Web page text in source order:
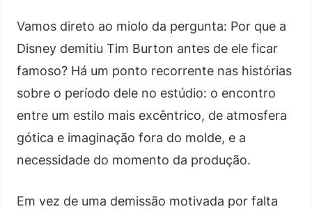
Vamos direto ao miolo da pergunta: Por que a
Disney demitiu Tim Burton antes de ele ficar
famoso? Há um ponto recorrente nas histórias
sobre o período dele no estúdio: o encontro
entre um estilo mais excêntrico, de atmosfera
gótica e imaginação fora do molde, e a
necessidade do momento da produção.
Em vez de uma demissão motivada por falta